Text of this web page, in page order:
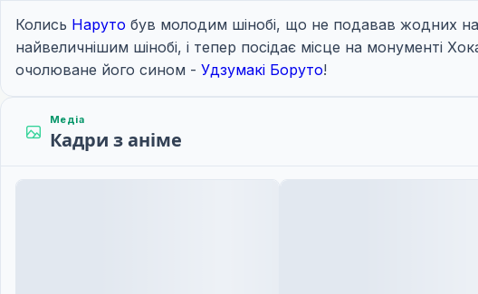
Колись Наруто був молодим шінобі, що не подавав жодних
найвеличнішим шінобі, і тепер посідає місце на монументі
очолюване його сином - Удзумакі Боруто!
Медіа
Кадри з аніме